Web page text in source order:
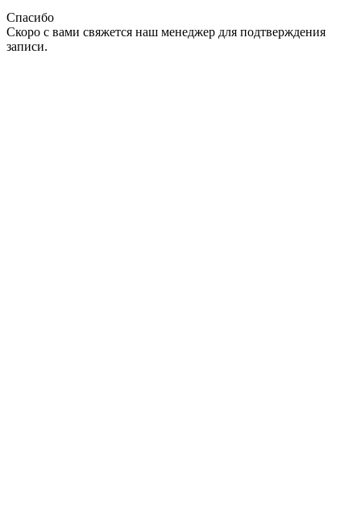
Спасибо
Скоро с вами свяжется наш менеджер для подтверждения
записи.